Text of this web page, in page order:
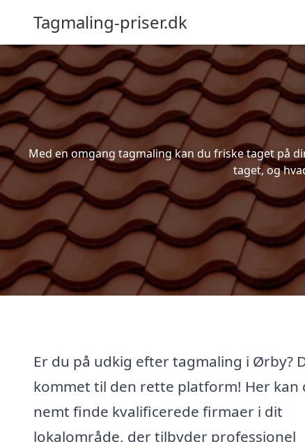
Tagmaling-priser.dk
Med en omgang tagmaling kan du friske taget på
taget, og
Er du på udkig efter tagmaling i Ørby?
kommet til den rette platform! Her kan
nemt finde kvalificerede firmaer i dit
lokalområde, der tilbyder professionel